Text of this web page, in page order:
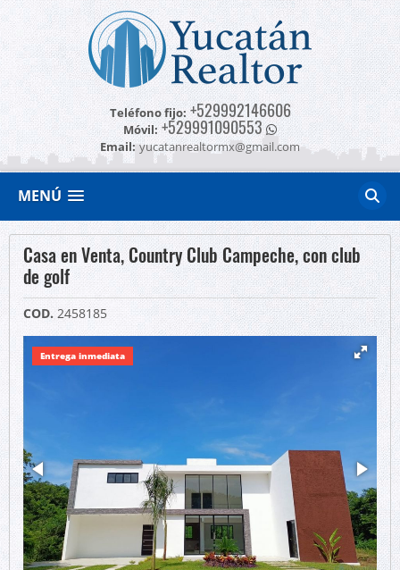
Teléfono fijo: +529992146606
Móvil: +529991090553
Email: yucatanrealtormx@gmail.com
MENÚ
Casa en Venta, Country Club Campeche, con club
de golf
COD. 2458185
Entrega inmediata